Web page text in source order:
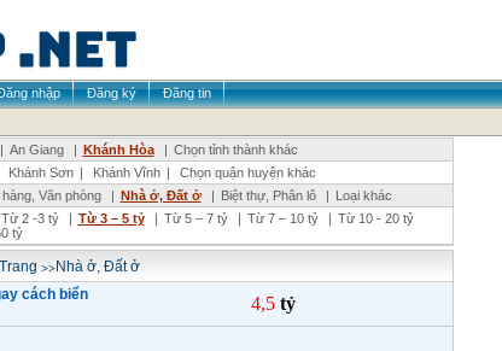
nhập Đăng ký
Đăng tin
| An Giang | Khánh Hòa | Chọn tỉnh thành khác
Khánh Sơn | Khánh Vĩnh |
Chọn quận huyện khác
Văn phòng | Nhà ở, Đất ở | Biệt thự, Phân lô | Loại khác
Từ 2 -3 tỷ | Từ 3 – 5 tỷ | Từ 5 – 7 tỷ | Từ 7 – 10 tỷ | Từ 10 - 20 tỷ
tỷ
>>Nhà ở, Đất ở
cách biển
4,5 tỷ